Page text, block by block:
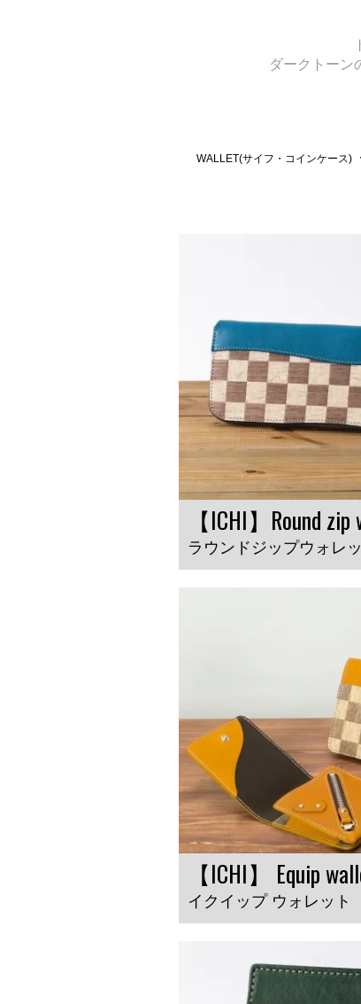
ダークトーン
WALLET(サイフ・コインケース)
【ICHI】Round
ラウンドジップウォレ
【ICHI】 Equip
イクイップ ウォレット